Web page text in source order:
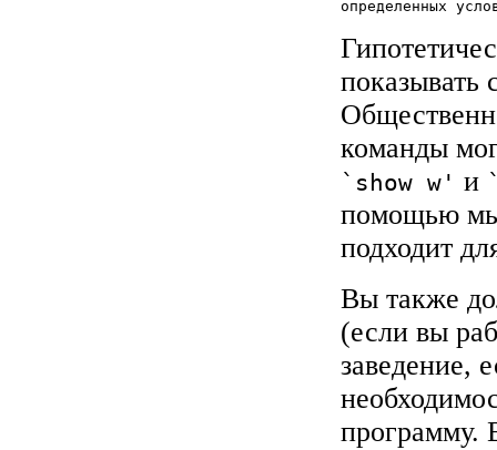
показывать
команды
`show w' и
помощью
подходит
Вы также
(если вы
заведение,
программу.